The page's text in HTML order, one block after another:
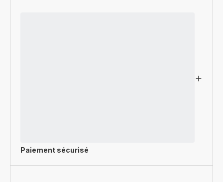
Paiement sécurisé